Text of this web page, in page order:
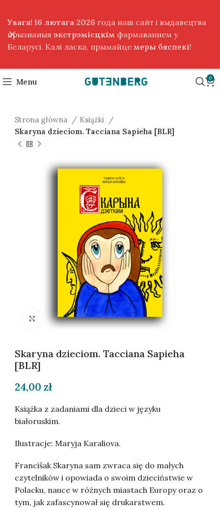
Menu 0
Strona główna
Książki
Skaryna dzieciom. Tacciana Sapieha [BLR]
Kliknij, aby powiększyć
Skaryna dzieciom. Tacciana Sapieha
[BLR]
24,00 zł
Książka z zadaniami dla dzieci w języku
białoruskim.
Ilustracje: Maryja Karaliova.
Francišak Skaryna sam zwraca się do małych
czytelników i opowiada o swoim dzieciństwie w
Polacku, nauce w różnych miastach Europy oraz o
tym, jak zafascynował się drukarstwem.
Увага! 16 лютага 2026 года наш сайт і выдавецтва
прызнаныя экстрэмісцкім фармаваннем у
Беларусі. Калі ласка, прымайце меры бяспекі!